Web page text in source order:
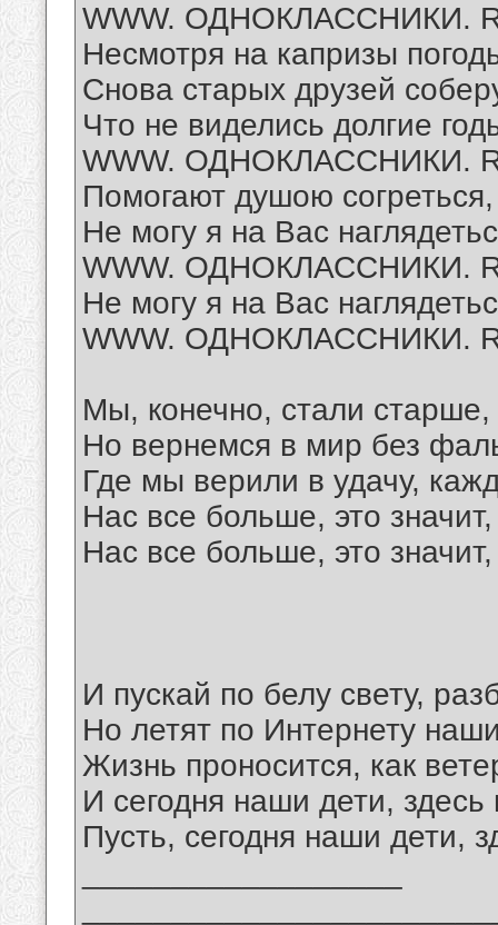
WWW. ОДНОКЛАССНИКИ.
Несмотря на капризы
Снова старых друзей
Что не виделись долгие
WWW. ОДНОКЛАССНИКИ.
Помогают душою согреться,
Не могу я на Вас
WWW. ОДНОКЛАССНИКИ.
Не могу я на Вас
WWW. ОДНОКЛАССНИКИ.
Мы, конечно, стали
Но вернемся в мир без
Где мы верили в удачу,
Нас все больше, это
Нас все больше, это
И пускай по белу свету,
Но летят по Интернету
Жизнь проносится, как
И сегодня наши дети, здесь
Пусть, сегодня наши дети,